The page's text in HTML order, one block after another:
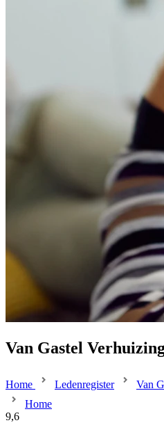
Van Gastel
Home Ledenregister
Van
Home
9,6